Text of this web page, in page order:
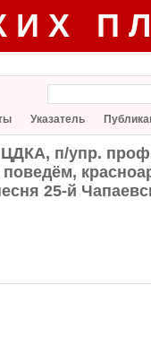
Указатель
п/упр.
25-й